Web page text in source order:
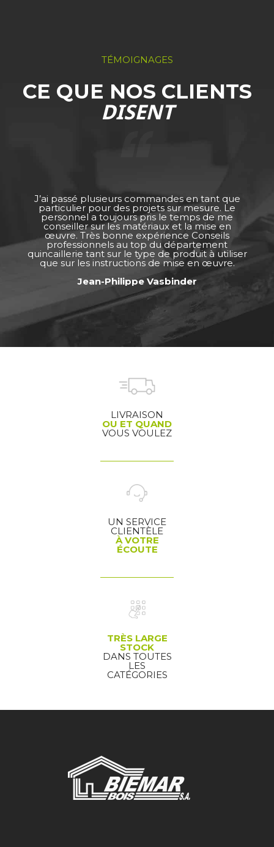
TÉMOIGNAGES
CE QUE NOS CLIENTS
DISENT
J’ai passé plusieurs commandes en tant que
particulier pour des projets sur mesure. Le
personnel a toujours pris le temps de me
conseiller sur les matériaux et la mise en
œuvre. Très bonne expérience Conseils
professionnels au top du département
quincaillerie tant sur le type de produit à utiliser
que sur les instructions de mise en œuvre.
Jean-Philippe Vasbinder
LIVRAISON
OU ET QUAND
VOUS VOULEZ
UN SERVICE
CLIENTÈLE
À VOTRE
ÉCOUTE
TRÈS LARGE
STOCK
DANS TOUTES
LES
CATÉGORIES